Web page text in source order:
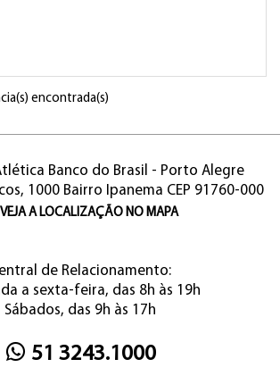
encontrada(s)
Banco do Brasil - Porto Alegre
1000 Bairro Ipanema CEP 91760-000
VEJA A LOCALIZAÇÃO NO MAPA
de Relacionamento:
a sexta-feira, das 8h às 19h
Sábados, das 9h às 17h
51 3243.1000